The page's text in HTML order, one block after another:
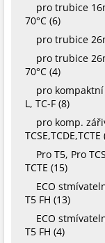
pro trubice
70°C (6)
pro trubice
pro trubice
70°C (4)
pro kompaktní
L, TC-F (8)
pro komp.
TCSE,TCDE,TCTE
Pro T5, Pro
TCTE (15)
ECO
T5 FH (13)
ECO
T5 FH (4)